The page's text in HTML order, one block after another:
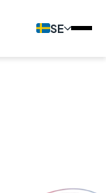
SE